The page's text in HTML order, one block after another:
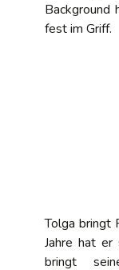
Background
fest im Griff.
Tolga bringt
Jahre hat er
bringt